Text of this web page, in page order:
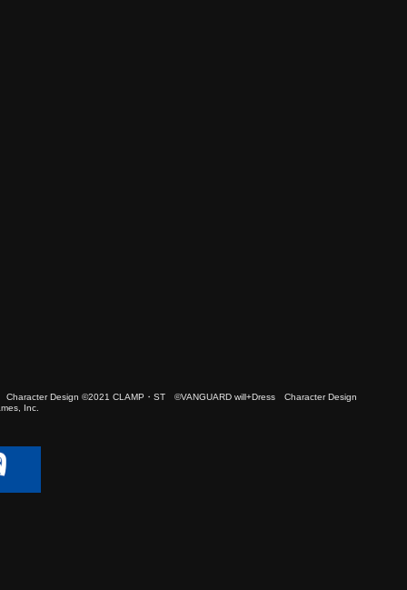
Design ©2021 CLAMP・ST ©VANGUARD will+Dress Character Design
Inc.